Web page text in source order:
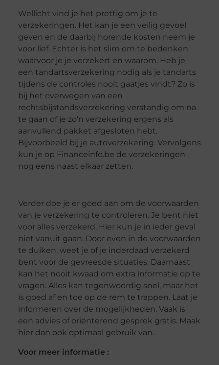
Wellicht vind je het prettig om je te
verzekeringen. Het kan je een veilig gevoel
geven en de daarbij horende kosten neem je
voor lief. Echter is het slim om te bedenken
waarvoor je je verzekert en waarom. Heb je
een tandartsverzekering nodig als je tandarts
tijdens de controles nooit gaatjes vindt? Zo is
bij het overwegen van een
rechtsbijstandsverzekering verstandig om na
te gaan of je zo’n verzekering ergens als
aanvullend pakket afgesloten hebt.
Bijvoorbeeld bij je autoverzekering. Vervolgens
kun je op Financeinfo.be de verzekeringen
nog eens naast elkaar zetten.
Verder doe je er goed aan om de voorwaarden
van je verzekering te controleren. Je bent niet
voor alles verzekerd. Hier kun je in ieder geval
niet vanuit gaan. Door even in de voorwaarden
te duiken, weet je of je inderdaad verzekerd
bent voor de gevreesde situaties. Daarnaast
kan het nooit kwaad om extra informatie op te
vragen. Alles kan tegenwoordig snel, maar het
is goed af en toe op de rem te trappen. Laat je
informeren over de mogelijkheden. Vaak is
een advies of oriënterend gesprek gratis. Maak
hier dan ook optimaal gebruik van.
Voor meer informatie :